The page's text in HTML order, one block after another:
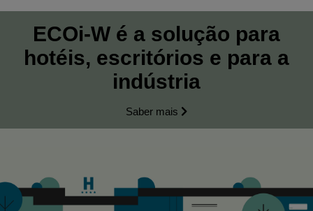
ECOi-W é a solução para
hotéis, escritórios e para a
indústria
Saber mais